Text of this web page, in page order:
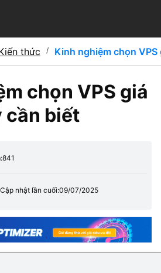
thức / Kinh nghiệm chọn
chọn VPS giá
cần biết
841
Cập nhật lần cuối:09/07/2025